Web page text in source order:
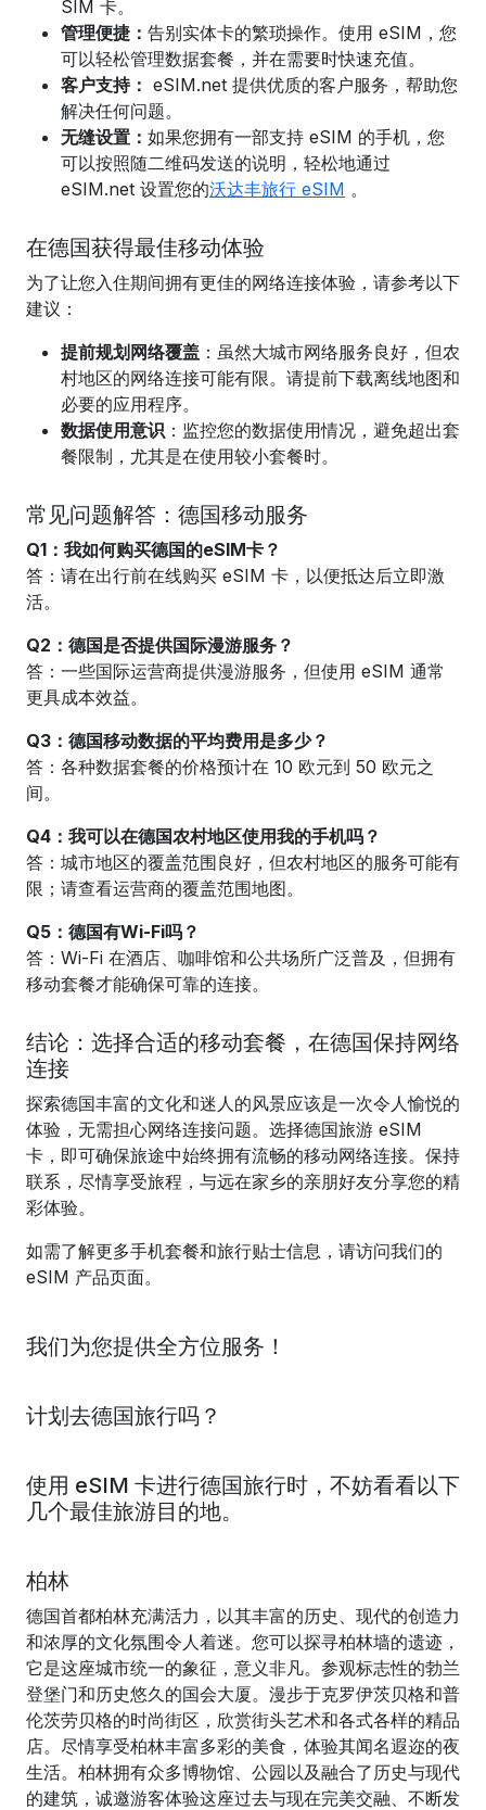
SIM 卡。
管理便捷： 告别实体卡的繁琐操作。使用 eSIM，您
可以轻松管理数据套餐，并在需要时快速充值。
客户支持： eSIM.net 提供优质的客户服务，帮助您
解决任何问题。
无缝设置： 如果您拥有一部支持 eSIM 的手机，您
可以按照随二维码发送的说明， 轻松地通过
eSIM.net 设置您的沃达丰旅行 eSIM 。
在德国获得最佳移动体验
为了让您入住期间拥有更佳的网络连接体验，请参考以下
建议：
提前规划网络覆盖 ：虽然大城市网络服务良好，但农
村地区的网络连接可能有限。请提前下载离线地图和
必要的应用程序。
数据使用意识 ：监控您的数据使用情况，避免超出套
餐限制，尤其是在使用较小套餐时。
常见问题解答：德国移动服务
Q1：我如何购买德国的eSIM卡？
答：请在出行前在线购买 eSIM 卡，以便抵达后立即激
活。
Q2：德国是否提供国际漫游服务？
答：一些国际运营商提供漫游服务，但使用 eSIM 通常
更具成本效益。
Q3：德国移动数据的平均费用是多少？
答：各种数据套餐的价格预计在 10 欧元到 50 欧元之
间。
Q4：我可以在德国农村地区使用我的手机吗？
答：城市地区的覆盖范围良好，但农村地区的服务可能有
限；请查看运营商的覆盖范围地图。
Q5：德国有Wi-Fi吗？
答：Wi-Fi 在酒店、咖啡馆和公共场所广泛普及，但拥有
移动套餐才能确保可靠的连接。
结论：选择合适的移动套餐，在德国保持网络
连接
探索德国丰富的文化和迷人的风景应该是一次令人愉悦的
体验，无需担心网络连接问题。选择德国旅游 eSIM
卡，即可确保旅途中始终拥有流畅的移动网络连接。保持
联系，尽情享受旅程，与远在家乡的亲朋好友分享您的精
彩体验。
如需了解更多手机套餐和旅行贴士信息，请访问我们的
eSIM 产品页面。
我们为您提供全方位服务！
计划去德国旅行吗？
使用 eSIM 卡进行德国旅行时，不妨看看以下
几个最佳旅游目的地。
柏林
德国首都柏林充满活力，以其丰富的历史、现代的创造力
和浓厚的文化氛围令人着迷。您可以探寻柏林墙的遗迹，
它是这座城市统一的象征，意义非凡。参观标志性的勃兰
登堡门和历史悠久的国会大厦。漫步于克罗伊茨贝格和普
伦茨劳贝格的时尚街区，欣赏街头艺术和各式各样的精品
店。尽情享受柏林丰富多彩的美食，体验其闻名遐迩的夜
生活。柏林拥有众多博物馆、公园以及融合了历史与现代
的建筑，诚邀游客体验这座过去与现在完美交融、不断发